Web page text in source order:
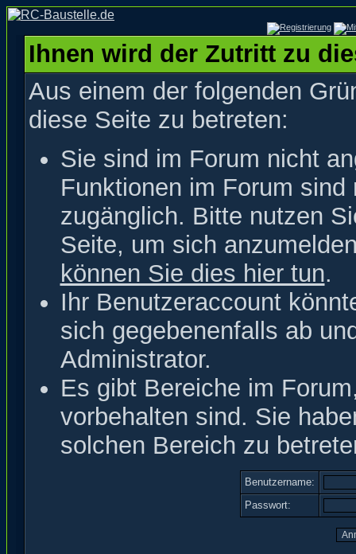
Ihnen wird der Zutritt zu
Aus einem der folgenden
diese Seite zu betreten:
Sie sind im Forum nicht
Funktionen im Forum
zugänglich. Bitte nutzen
Seite, um sich
können Sie dies hier tun.
Ihr Benutzeraccount
sich gegebenenfalls ab
Administrator.
Es gibt Bereiche im
vorbehalten sind. Sie
solchen Bereich zu
Benutzername:
Passwort: